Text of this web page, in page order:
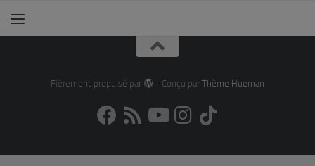
Fièrement propulsé par - Conçu par Thème Hueman